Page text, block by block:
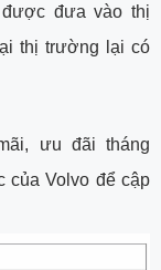
đưa vào thị
thị trường lại có
ưu đãi tháng
của Volvo để cập